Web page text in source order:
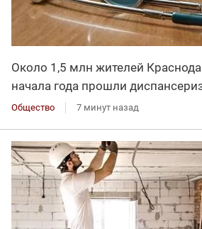
Около 1,5 млн жителей
начала года прошли
Общество 7 минут назад